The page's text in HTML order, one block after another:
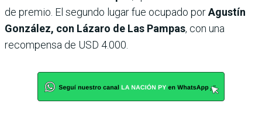
de premio. El segundo lugar fue ocupado porAgustín
González, con Lázaro de Las Pampas, con una
recompensa de USD 4.000.